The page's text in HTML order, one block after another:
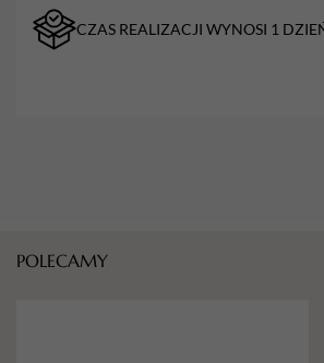
CZAS REALIZACJI WYNOSI 1
POLECAMY